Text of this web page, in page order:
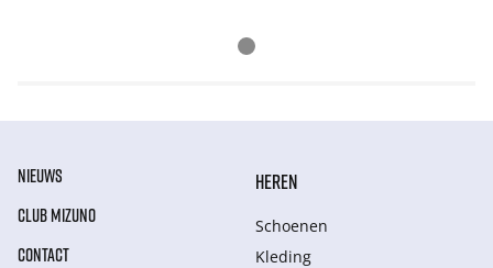
NIEUWS
CLUB MIZUNO
CONTACT
HEREN
Schoenen
Kleding